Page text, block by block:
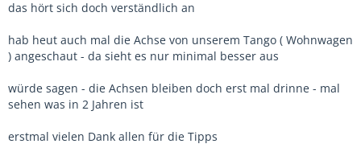
das hört sich doch verständlich an
hab heut auch mal die Achse von unserem Tango ( Wohnwagen
) angeschaut - da sieht es nur minimal besser aus
würde sagen - die Achsen bleiben doch erst mal drinne - mal
sehen was in 2 Jahren ist
erstmal vielen Dank allen für die Tipps